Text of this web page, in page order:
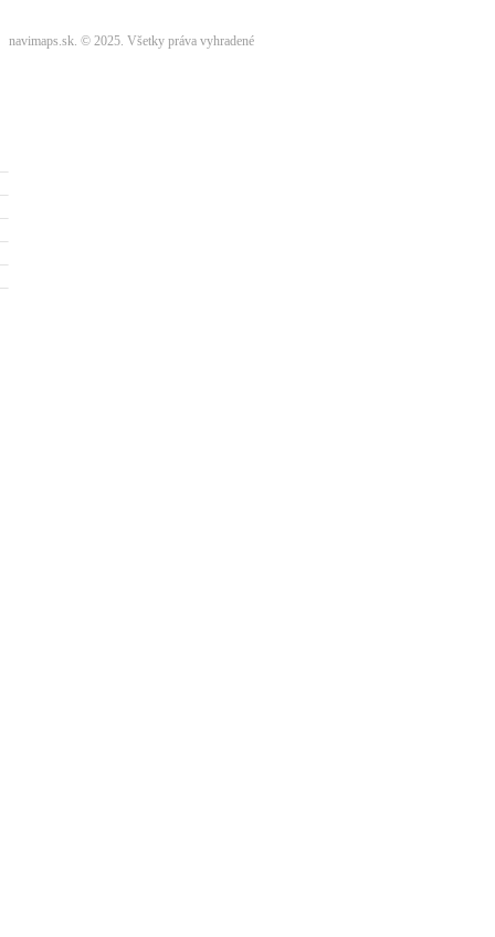
navimaps.sk. © 2025. Všetky práva vyhradené